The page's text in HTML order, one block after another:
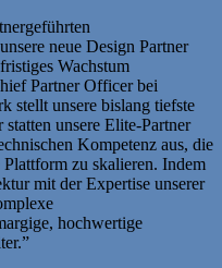
neue Design Partner
Wachstum
Partner Officer bei
stellt unsere bislang tiefste
unsere Elite-Partner
Kompetenz aus, die
zu skalieren. Indem
mit der Expertise unserer
hochwertige